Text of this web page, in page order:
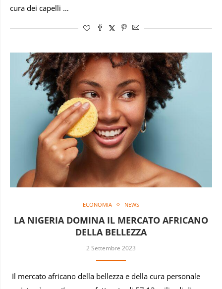
cura dei capelli …
ECONOMIA NEWS
LA NIGERIA DOMINA IL MERCATO AFRICANO
DELLA BELLEZZA
2 Settembre 2023
Il mercato africano della bellezza e della cura personale